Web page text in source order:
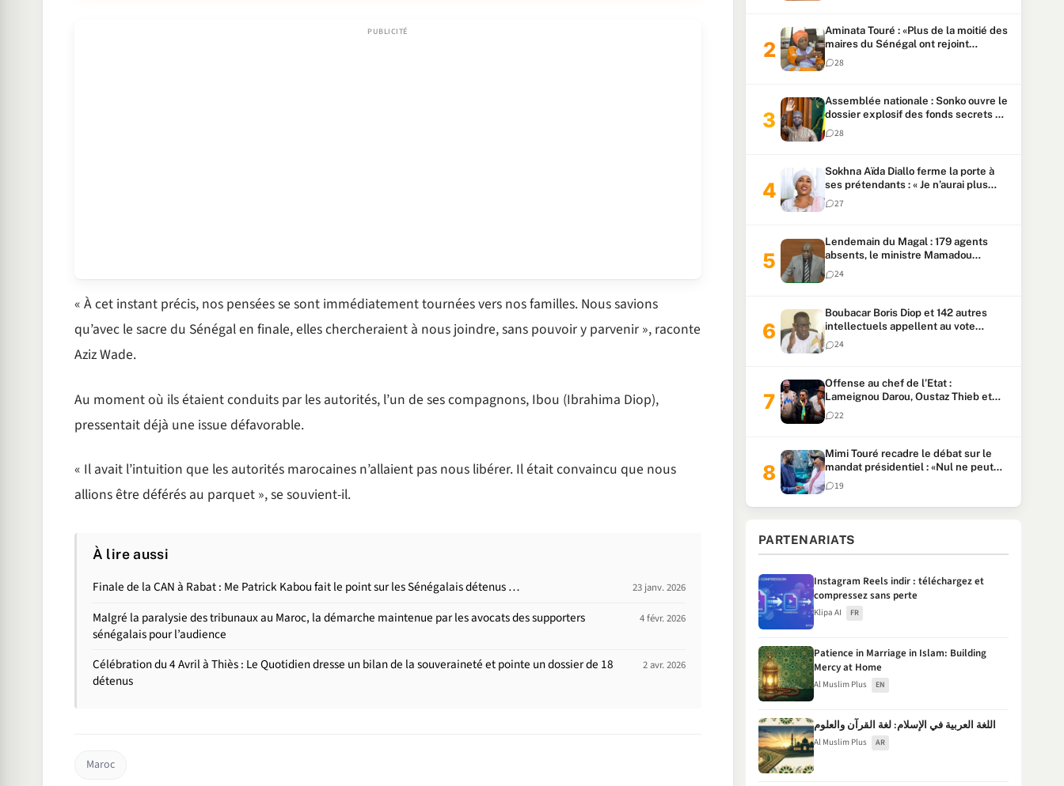
« À cet instant précis, nos pensées se sont immédiatement tournées vers nos familles. Nous savions
qu’avec le sacre du Sénégal en finale, elles chercheraient à nous joindre, sans pouvoir y parvenir », raconte
Aziz Wade.
Au moment où ils étaient conduits par les autorités, l’un de ses compagnons, Ibou (Ibrahima Diop),
pressentait déjà une issue défavorable.
« Il avait l’intuition que les autorités marocaines n’allaient pas nous libérer. Il était convaincu que nous
allions être déférés au parquet », se souvient-il.
À lire aussi
Finale de la CAN à Rabat : Me Patrick Kabou fait le point sur les Sénégalais détenus … 23 janv. 2026
Malgré la paralysie des tribunaux au Maroc, la démarche maintenue par les avocats des supporters
sénégalais pour l’audience
4 févr. 2026
Célébration du 4 Avril à Thiès : Le Quotidien dresse un bilan de la souveraineté et pointe un dossier de 18
détenus
2 avr. 2026
Maroc
Aminata Touré : «Plus de la moitié des
maires du Sénégal ont rejoint
Kiiraay»
28
Assemblée nationale : Sonko ouvre le
dossier explosif des fonds secrets et
du patrimoine présidentiel
28
Sokhna Aïda Diallo ferme la porte à
ses prétendants : « Je n’aurai plus
jamais un autre mari »
27
Lendemain du Magal : 179 agents
absents, le ministre Mamadou
Lamine Dianté exige des explications
24
Boubacar Boris Diop et 142 autres
intellectuels appellent au vote
urgent de la révision
constitutionnelle
24
Offense au chef de l’Etat :
Lameignou Darou, Oustaz Thieb et
Ndiaye Touba lourdement
condamnés
22
Mimi Touré recadre le débat sur le
mandat présidentiel : «Nul ne peut
faire plus de deux mandats
consécutifs de 5 ans»
19
PARTENARIATS
Instagram Reels indir : téléchargez et
compressez sans perte
Klipa AI FR
Patience in Marriage in Islam: Building
Mercy at Home
Al Muslim Plus EN
اللغة العربية في الإسلام: لغة القرآن والعلوم
Al Muslim Plus AR